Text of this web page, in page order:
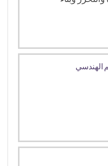
الهندسي